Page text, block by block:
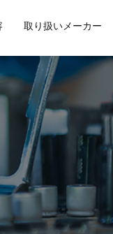
取り扱いメーカー